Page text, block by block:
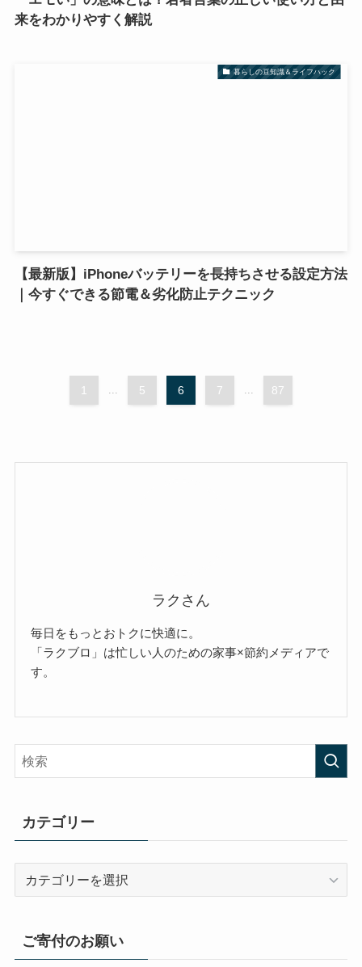
来をわかりやすく解説
暮らしの豆知識＆ライフハック
【最新版】iPhoneバッテリーを長持ちさせる設定方法
｜今すぐできる節電＆劣化防止テクニック
1 ... 5 6 7 ... 87
ラクさん
毎日をもっとおトクに快適に。
「ラクブロ」は忙しい人のための家事×節約メディアで
す。
カテゴリー
ご寄付のお願い